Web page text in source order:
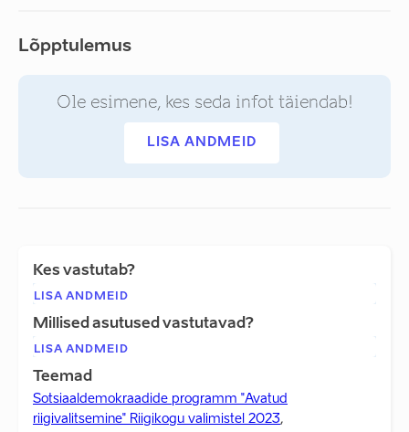
Lõpptulemus
Ole esimene, kes seda infot täiendab!
LISA ANDMEID
Kes vastutab?
LISA ANDMEID
Millised asutused vastutavad?
LISA ANDMEID
Teemad
Sotsiaaldemokraadide programm "Avatud
riigivalitsemine" Riigikogu valimistel 2023,